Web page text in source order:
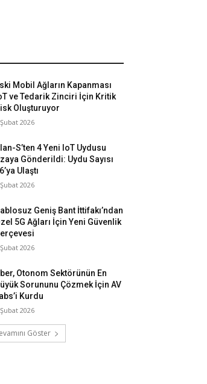
Mobil Ağların Kapanması
ve Tedarik Zinciri İçin Kritik
Oluşturuyor
2026
S’ten 4 Yeni IoT Uydusu
Gönderildi: Uydu Sayısı
Ulaştı
2026
Geniş Bant İttifakı’ndan
5G Ağları İçin Yeni Güvenlik
2026
Otonom Sektörünün En
Sorununu Çözmek İçin AV
Kurdu
2026
Göster